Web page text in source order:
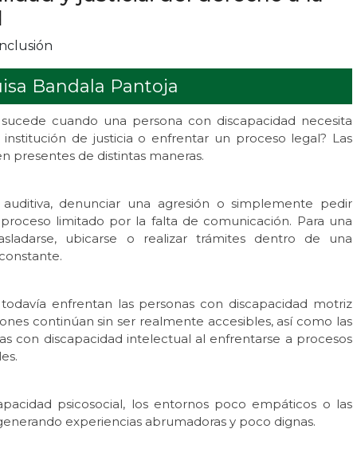
Bandala Pantoja
cuando una persona con discapacidad necesita
de justicia o enfrentar un proceso legal? Las
presentes de distintas maneras.
denunciar una agresión o simplemente pedir
limitado por la falta de comunicación. Para una
ubicarse o realizar trámites dentro de una
enfrentan las personas con discapacidad motriz
continúan sin ser realmente accesibles, así como las
con discapacidad intelectual al enfrentarse a procesos
psicosocial, los entornos poco empáticos o las
experiencias abrumadoras y poco dignas.